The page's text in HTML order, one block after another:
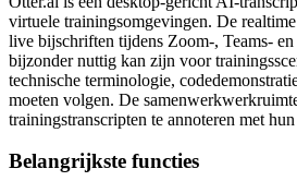
virtuele trainingsomgevingen. De
live bijschriften tijdens Zoom-, Teams-
bijzonder nuttig kan zijn voor
technische terminologie,
moeten volgen. De
trainingstranscripten te annoteren met
Belangrijkste functies